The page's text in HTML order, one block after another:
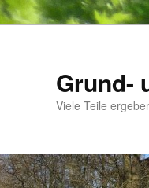
Grund-
Viele Teile